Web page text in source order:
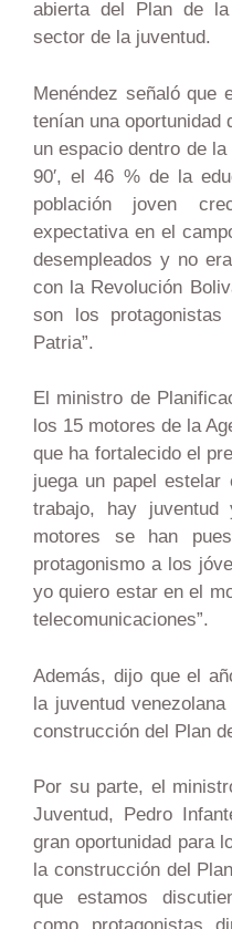
abierta del Plan de
sector de la juventud.
Menéndez señaló que
tenían una oportunidad
un espacio dentro de
90′, el 46 % de la
población joven
expectativa en el
desempleados y no
con la Revolución
son los
Patria”.
El ministro de
los 15 motores de la
que ha fortalecido el
juega un papel estelar
trabajo, hay
motores se han
protagonismo a los
yo quiero estar en el
telecomunicaciones”.
Además, dijo que el
la juventud
construcción del Plan
Por su parte, el
Juventud, Pedro
gran oportunidad para
la construcción del
que estamos